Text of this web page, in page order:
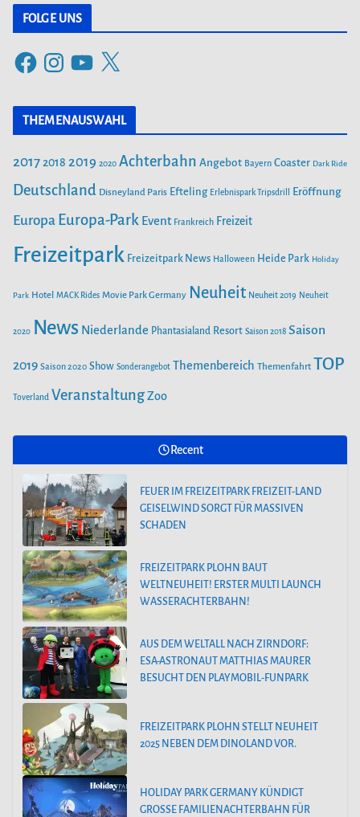
g
e
n
FOLGE UNS
F
c
o
o
s
t
g
r
m
Y
u
T
b
e
X
THEMENAUSWAHL
2017 2018 2019 2020 Achterbahn Angebot Bayern Coaster Dark Ride
Deutschland Disneyland Paris Efteling Erlebnispark Tripsdrill Eröffnung
Europa Europa-Park Event Frankreich Freizeit
Freizeitpark Freizeitpark News Halloween Heide Park Holiday
Park Hotel MACK Rides Movie Park Germany Neuheit Neuheit 2019 Neuheit
2020 News Niederlande Phantasialand Resort Saison 2018 Saison
2019 Saison 2020 Show Sonderangebot Themenbereich Themenfahrt TOP
Toverland VeranstaltungZoo
Recent
FEUER IM FREIZEITPARK FREIZEIT-LAND
GEISELWIND SORGT FÜR MASSIVEN
SCHADEN
FREIZEITPARK PLOHN BAUT
WELTNEUHEIT! ERSTER MULTI LAUNCH
WASSERACHTERBAHN!
AUS DEM WELTALL NACH ZIRNDORF:
ESA-ASTRONAUT MATTHIAS MAURER
BESUCHT DEN PLAYMOBIL-FUNPARK
FREIZEITPARK PLOHN STELLT NEUHEIT
2025 NEBEN DEM DINOLAND VOR.
HOLIDAY PARK GERMANY KÜNDIGT
GROSSE FAMILIENACHTERBAHN FÜR 2